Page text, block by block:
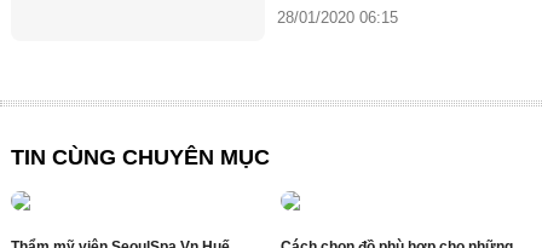
xuân
28/01/2020 06:15
TIN CÙNG CHUYÊN MỤC